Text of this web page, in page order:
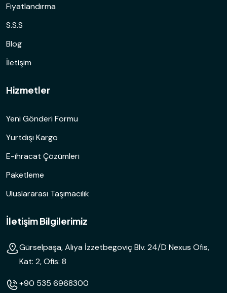
Fiyatlandırma
S.S.S
Blog
İletişim
Hizmetler
Yeni Gönderi Formu
Yurtdışı Kargo
E-ihracat Çözümleri
Paketleme
Uluslararası Taşımacılık
İletişim Bilgilerimiz
Gürselpaşa, Aliya İzzetbegoviç Blv. 24/D Nexus Ofis,
Kat: 2, Ofis: 8
+90 535 6968300